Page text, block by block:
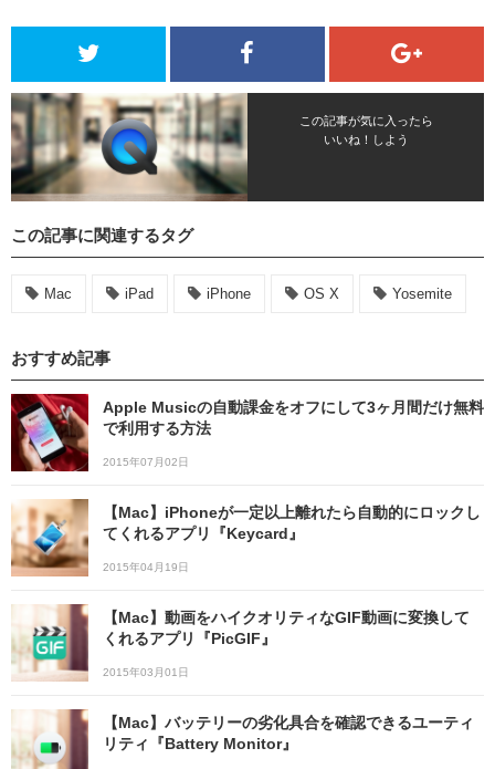
この記事が気に入ったら
いいね！しよう
この記事に関連するタグ
Mac iPad iPhone OS X Yosemite
おすすめ記事
Apple Musicの自動課金をオフにして3ヶ月間だけ無料
で利用する方法
2015年07月02日
【Mac】iPhoneが一定以上離れたら自動的にロックし
てくれるアプリ『Keycard』
2015年04月19日
【Mac】動画をハイクオリティなGIF動画に変換して
くれるアプリ『PicGIF』
2015年03月01日
【Mac】バッテリーの劣化具合を確認できるユーティ
リティ『Battery Monitor』